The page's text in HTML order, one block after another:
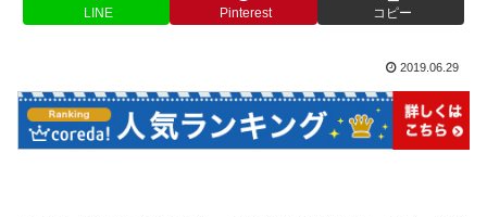
LINE Pinterest コピー
2019.06.29